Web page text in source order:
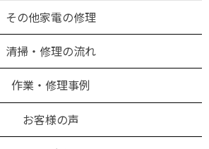
その他家電の修理
清掃・修理の流れ
作業・修理事例
お客様の声